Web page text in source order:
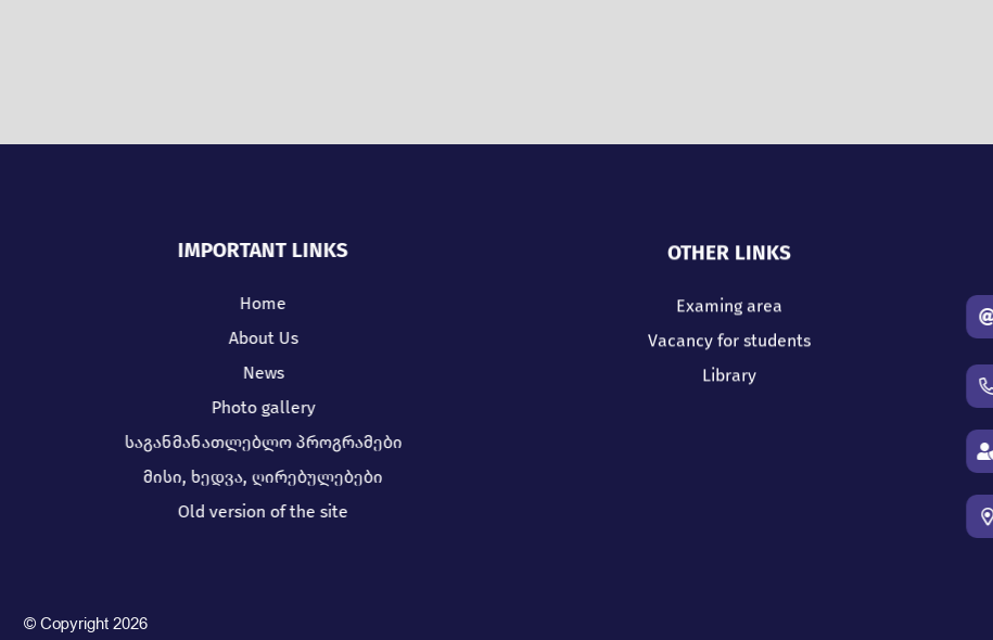
IMPORTANT LINKS
Home
About Us
News
Photo gallery
საგანმანათლებლო პროგრამები
მისი, ხედვა, ღირებულებები
Old version of the site
OTHER LINKS
Examing area
Vacancy for students
Library
© Copyright 2026